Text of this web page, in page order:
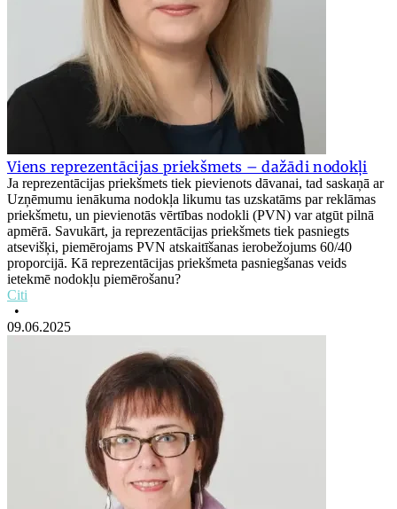
Viens reprezentācijas priekšmets – dažādi nodokļi
Ja reprezentācijas priekšmets tiek pievienots dāvanai, tad saskaņā ar
Uzņēmumu ienākuma nodokļa likumu tas uzskatāms par reklāmas
priekšmetu, un pievienotās vērtības nodokli (PVN) var atgūt pilnā
apmērā. Savukārt, ja reprezentācijas priekšmets tiek pasniegts
atsevišķi, piemērojams PVN atskaitīšanas ierobežojums 60/40
proporcijā. Kā reprezentācijas priekšmeta pasniegšanas veids
ietekmē nodokļu piemērošanu?
Citi
•
09.06.2025